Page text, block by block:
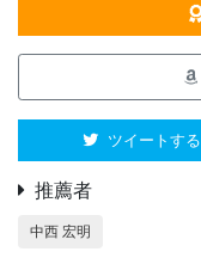
ツイートする
推薦者
中西 宏明